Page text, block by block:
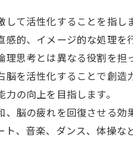
て活性化することを指しま
的、イメージ的な処理を
思考とは異なる役割を担
を活性化することで創造
の向上を目指します。
脳の疲れを回復させる効
、音楽、ダンス、体操な